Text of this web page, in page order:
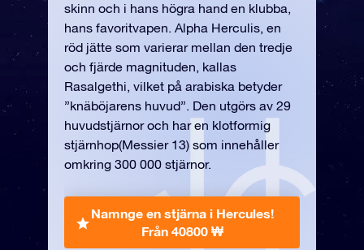
skinn och i hans högra hand en klubba,
hans favoritvapen. Alpha Herculis, en
röd jätte som varierar mellan den tredje
och fjärde magnituden, kallas
Rasalgethi, vilket på arabiska betyder
”knäböjarens huvud”. Den utgörs av 29
huvudstjärnor och har en klotformig
stjärnhop(Messier 13) som innehåller
omkring 300 000 stjärnor.
Namnge en stjärna i Hercules!
Från 40800 ₩